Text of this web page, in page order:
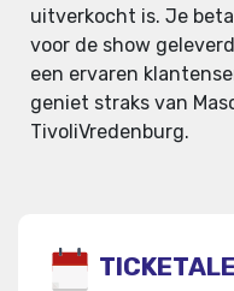
uitverkocht is. Je
voor de show
een ervaren
geniet straks van
TivoliVredenburg.